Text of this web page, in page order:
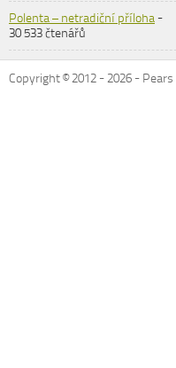
Polenta – netradiční příloha-
30 533 čtenářů
Copyright © 2012 -2026 - Pears